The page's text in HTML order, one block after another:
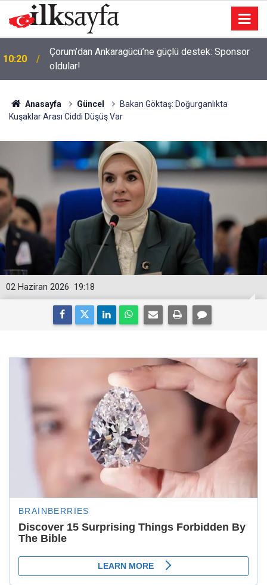
10:20
Çorum’dan Ankaragücü’ne güçlü destek: Sponsor
oldular!
Anasayfa Güncel
Bakan Göktaş: Doğurganlıkta
Kuşaklar Arası Ciddi Düşüş Var
19:18
02 Haziran 2026